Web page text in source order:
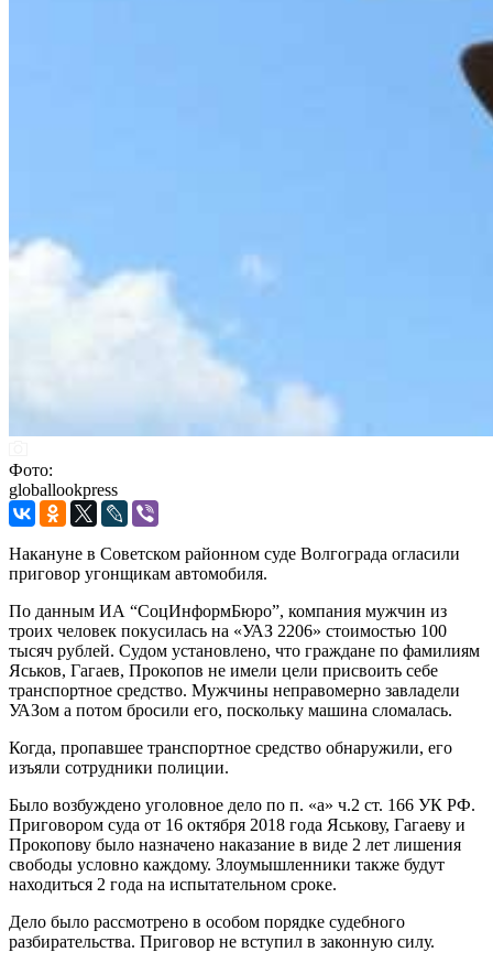
Фото:
globallookpress
Накануне в Советском районном суде Волгограда огласили
приговор угонщикам автомобиля.
По данным ИА “СоцИнформБюро”, компания мужчин из
троих человек покусилась на «УАЗ 2206» стоимостью 100
тысяч рублей. Судом установлено, что граждане по фамилиям
Яськов, Гагаев, Прокопов не имели цели присвоить себе
транспортное средство. Мужчины неправомерно завладели
УАЗом а потом бросили его, поскольку машина сломалась.
Когда, пропавшее транспортное средство обнаружили, его
изъяли сотрудники полиции.
Было возбуждено уголовное дело по п. «а» ч.2 ст. 166 УК РФ.
Приговором суда от 16 октября 2018 года Яськову, Гагаеву и
Прокопову было назначено наказание в виде 2 лет лишения
свободы условно каждому. Злоумышленники также будут
находиться 2 года на испытательном сроке.
Дело было рассмотрено в особом порядке судебного
разбирательства. Приговор не вступил в законную силу.